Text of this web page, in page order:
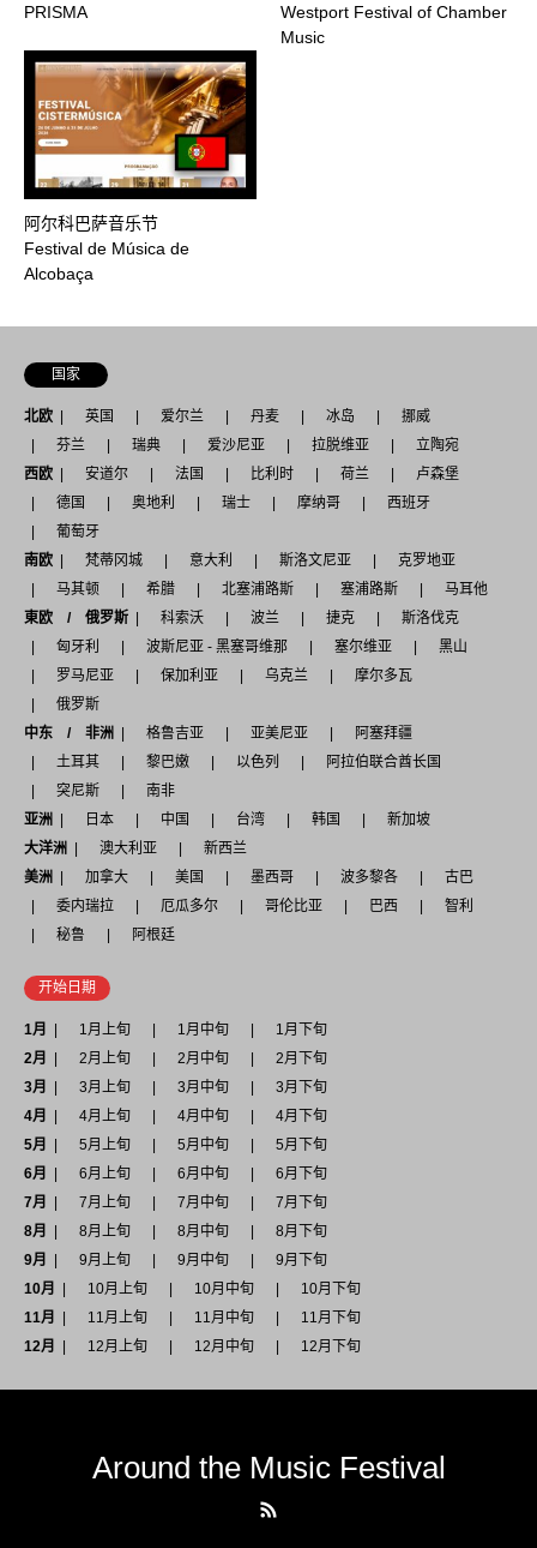
PRISMA
Westport Festival of Chamber
Music
阿尔科巴萨音乐节
Festival de Música de
Alcobaça
国家
北欧 英国 爱尔兰 丹麦 冰岛
挪威
芬兰
瑞典 爱沙尼亚 拉脱维亚
立陶宛
西欧
安道尔 法国 比利时 荷兰
卢森堡
德国
奥地利 瑞士 摩纳哥
西班牙
葡萄牙
南欧
梵蒂冈城 意大利 斯洛文尼亚
克罗地亚
马其顿
希腊 北塞浦路斯 塞浦路斯
马耳他
東欧 / 俄罗斯
科索沃 波兰 捷克
斯洛伐克
匈牙利
波斯尼亚 - 黑塞哥维那 塞尔维亚
黑山
罗马尼亚
保加利亚 乌克兰
摩尔多瓦
俄罗斯
中东 / 非洲
格鲁吉亚 亚美尼亚
阿塞拜疆
土耳其
黎巴嫩 以色列
阿拉伯联合酋长国
突尼斯
南非
亚洲
日本 中国 台湾 韩国
新加坡
大洋洲
澳大利亚
新西兰
美洲
加拿大 美国 墨西哥 波多黎各
古巴
委内瑞拉
厄瓜多尔 哥伦比亚 巴西
智利
秘鲁
阿根廷
开始日期
1月 1月上旬 1月中旬
1月下旬
2月
2月上旬 2月中旬
2月下旬
3月
3月上旬 3月中旬
3月下旬
4月
4月上旬 4月中旬
4月下旬
5月
5月上旬 5月中旬
5月下旬
6月
6月上旬 6月中旬
6月下旬
7月
7月上旬 7月中旬
7月下旬
8月
8月上旬 8月中旬
8月下旬
9月
9月上旬 9月中旬
9月下旬
10月
10月上旬 10月中旬
10月下旬
11月
11月上旬 11月中旬
11月下旬
12月
12月上旬 12月中旬 12月下旬
Around the Music Festival